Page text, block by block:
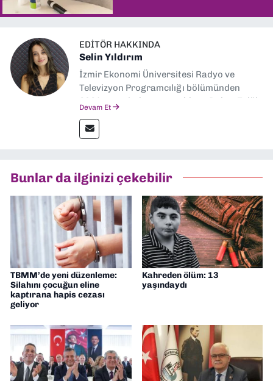
EDITÖR HAKKINDA
Selin Yıldırım
İzmir Ekonomi Üniversitesi Radyo ve
Televizyon Programcılığı bölümünden
2024 senesinde mezun oldum. Dokuz Eylül
editörlük görevini de üstleniyorum.
Devam Et
Bunlar da ilginizi çekebilir
TBMM’de yeni düzenleme:
Silahını çocuğun eline
kaptırana hapis cezası
geliyor
Kahreden ölüm: 13
yaşındaydı